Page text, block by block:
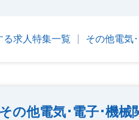
る求人特集一覧 その他電気
その他電気･電子･機